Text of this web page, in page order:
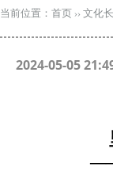
当前位置： 首页 ›› 文化
2024-05-05
——